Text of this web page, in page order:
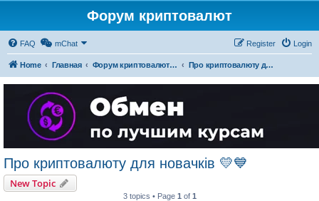
Форум криптовалют
FAQ mChat Login
Register
Home Главная Форум криптовалют українською Про криптовалюту для новачків 💛💙
Про криптовалюту для новачків 💛💙
New Topic
3 topics • Page 1 of 1